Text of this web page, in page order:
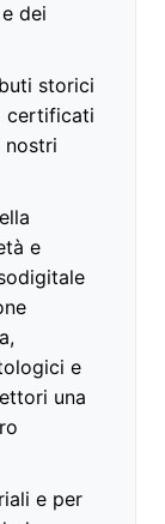
dei
storici
certificati
nostri
e
e
una
e per